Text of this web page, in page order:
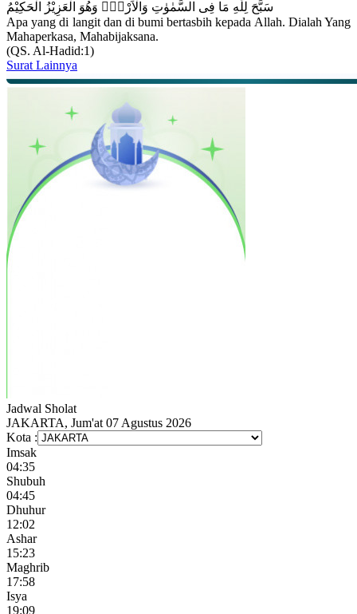
سَبَّحَ لِلّٰهِ مَا فِى السَّمٰوٰتِ وَالْاَرْضِۚ وَهُوَ الْعَزِيْزُ الْحَكِيْمُ
Apa yang di langit dan di bumi bertasbih kepada Allah. Dialah Yang
Mahaperkasa, Mahabijaksana.
(QS. Al-Hadid:1)
Surat Lainnya
Jadwal Sholat
JAKARTA, Jum'at 07 Agustus 2026
Kota :
Imsak
04:35
Shubuh
04:45
Dhuhur
12:02
Ashar
15:23
Maghrib
17:58
Isya
19:09